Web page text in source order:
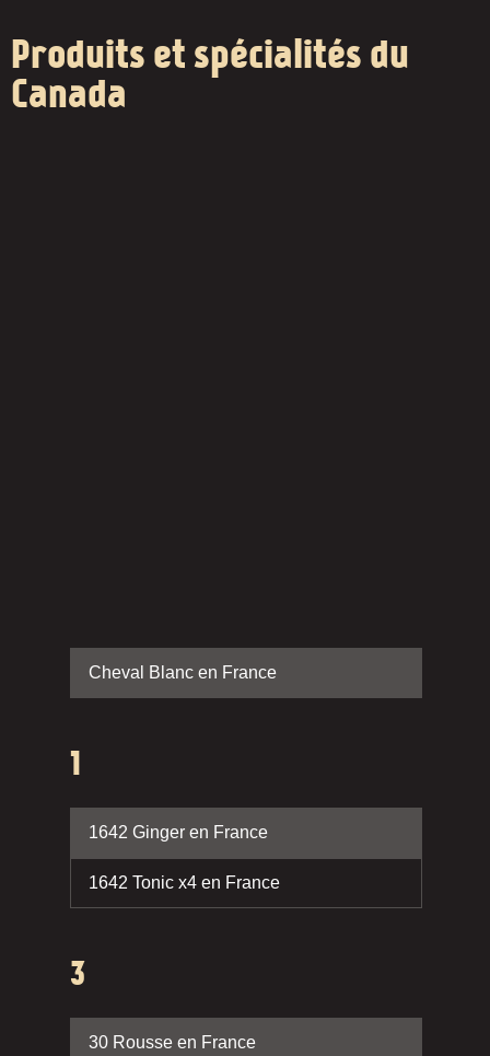
Produits et spécialités du
Canada
Cheval Blanc en France
1
1642 Ginger en France
1642 Tonic x4 en France
3
30 Rousse en France